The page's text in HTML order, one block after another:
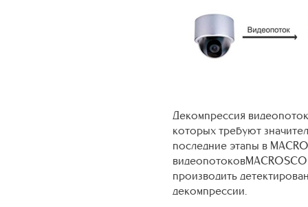
Декомпрессия
которых требуют
последние этапы в
производить
декомпрессии.